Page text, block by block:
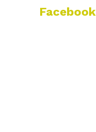
Facebook